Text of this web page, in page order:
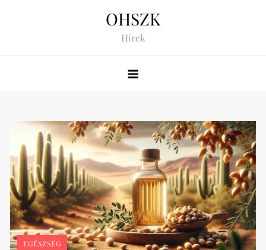
OHSZK
Hírek
EGÉSZSÉG